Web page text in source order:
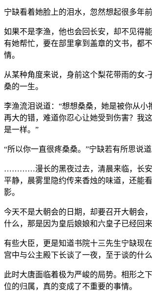
宁缺看着她脸上的泪水，忽然想起很多年前
如果不是李渔，他也会回长安，却不见得
有她帮忙，要在部里拿到盖章的文书，都
情。
从某种角度来说，身前这个梨花带雨的女-
桑的一生。
李渔流泪说道：“想想桑桑，她是被你从小
再大的错，难道你忍心让她受到伤害？我
是一样。”
“所以你一直很疼桑桑。”宁缺若有所思说道
…………漫长的黑夜过去，清晨来临，长安
平静，晨雾里隐约传来香烛的味道，还能
影。
今天不是大朝会的日期，却要召开大朝会
什么，那是因为皇后娘娘和六皇子已经回
有些大臣，更是知道书院十三先生宁缺现
宫中与公主殿下长谈了一夜，至于谈的什
此时大唐面临着极为严峻的局势。相形之
位的归属，真的变成了不重要的事情。